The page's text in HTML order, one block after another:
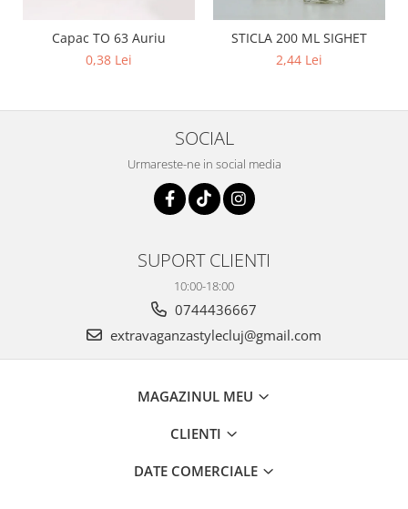
Capac TO 63 Auriu
0,38 Lei
STICLA 200 ML SIGHET
2,44 Lei
SOCIAL
Urmareste-ne in social media
SUPORT CLIENTI
10:00-18:00
0744436667
extravaganzastylecluj@gmail.com
MAGAZINUL MEU
CLIENTI
DATE COMERCIALE